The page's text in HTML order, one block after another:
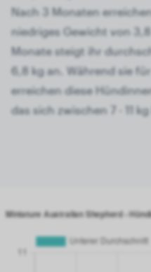
Nach 3 Monaten
niedriges Gewicht von
Monate steigt ihr
6,8 kg an. Während sie
erreichen diese
das sich zwischen 7 - 11